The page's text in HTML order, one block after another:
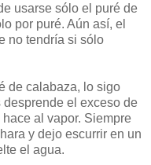
usarse sólo el puré de
por puré. Aún así, el
no tendría si sólo
de calabaza, lo sigo
el exceso de
al vapor. Siempre
y dejo escurrir en un
el agua.